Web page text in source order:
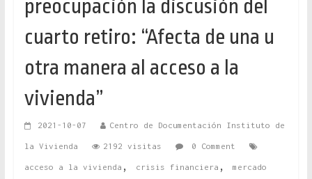
preocupación la discusión del
cuarto retiro: “Afecta de una u
otra manera al acceso a la
vivienda”
2021-10-07 Centro de Documentación Instituto de
la Vivienda 2192 visitas 0 Comment
acceso a la vivienda , crisis financiera , mercado